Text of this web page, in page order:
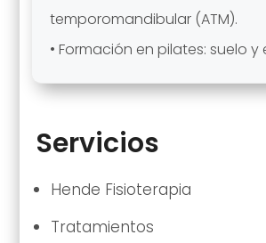
temporomandibular (ATM).
• Formación en pilates: suelo
Servicios
Hende Fisioterapia
Tratamientos